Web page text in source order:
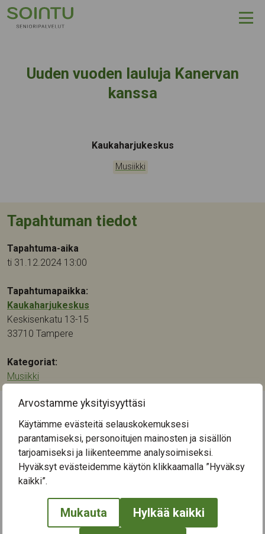
Arvostamme yksityisyyttäsi
Käytämme evästeitä selauskokemuksesi
parantamiseksi, personoitujen mainosten ja sisällön
tarjoamiseksi ja liikenteemme analysoimiseksi.
Hyväksyt evästeidemme käytön klikkaamalla ”Hyväksy
kaikki”.
Mukauta Hylkää kaikki
Hyppää sisältöön
Uuden vuoden lauluja Kanervan
kanssa
Tapahtumapaikka:
Kaukaharjukeskus
Kategoriat:
Musiikki
Tapahtuman tiedot
Tapahtuma-aika
ti 31.12.2024 13:00
Tapahtumapaikka:
Kaukaharjukeskus
Keskisenkatu 13-15
33710 Tampere
Kategoriat:
Musiikki
← Näytä kaikki tapahtumat